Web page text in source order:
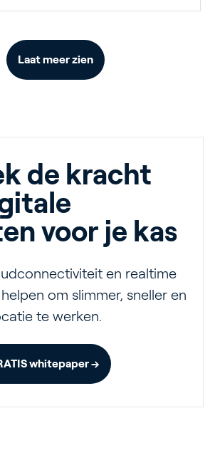
Laat meer zien
de kracht
voor je kas
en realtime
om slimmer, sneller en
te werken.
whitepaper →